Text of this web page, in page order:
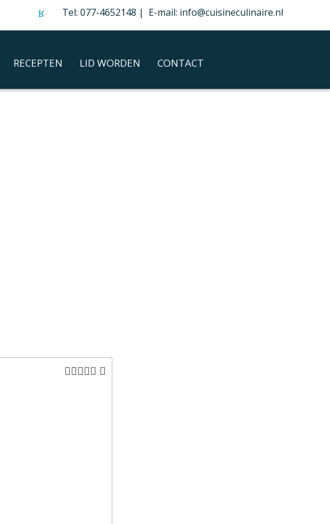
Tel: 077-4652148 | E-mail: info@cuisineculinaire.nl
RECEPTEN LID WORDEN CONTACT